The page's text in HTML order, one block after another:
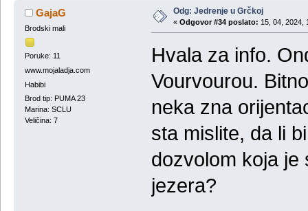
GajaG
Brodski mali
Poruke: 11
www.mojaladja.com
Habibi
Brod tip: PUMA 23
Marina: SCLU
Veličina: 7
Odg: Jedrenje u Grčkoj
« Odgovor #34 poslato: 15, 04, 2024,
Hvala za info.
Vourvourou.
neka zna
sta mislite, da li
dozvolom koja je
jezera?